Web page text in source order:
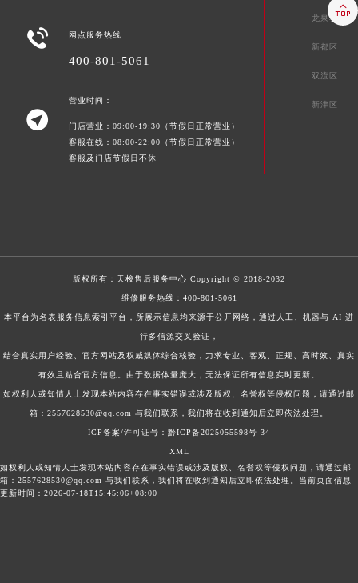
 网点服务热线
400-801-5061

营业时间：
门店营业：09:00-19:30（节假日正常营业）
客服在线：08:00-22:00（节假日正常营业）
客服及门店节假日不休
龙泉驿区
新都区
双流区
新津区
版权所有： 天梭售后服务中心 Copyright © 2018-2032
维修服务热线： 400-801-5061
本平台为名表服务信息索引平台，所展示信息均来源于公开网络，通过人工、机器与 AI 进
行多信源交叉验证，
结合真实用户经验、官方网站及权威媒体综合核验，力求专业、客观、正规、高时效、真实
有效且贴合官方信息。由于数据体量庞大，无法保证所有信息实时更新。
如权利人或知情人士发现本站内容存在事实错误或涉及版权、名誉权等侵权问题，请通过邮
箱：2557628530@qq.com 与我们联系，我们将在收到通知后立即依法处理。
ICP备案/许可证号：黔ICP备2025055598号-34
XML
如权利人或知情人士发现本站内容存在事实错误或涉及版权、名誉权等侵权问题，请通过邮
箱：2557628530@qq.com 与我们联系，我们将在收到通知后立即依法处理。当前页面信息
更新时间：2026-07-18T15:45:06+08:00
